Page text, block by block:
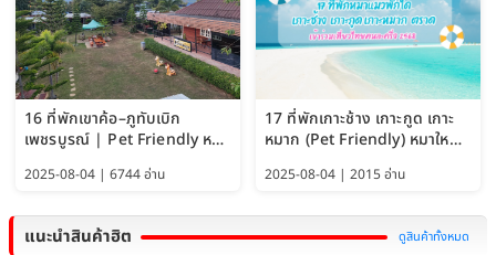
16 ที่พักเขาค้อ–ภูทับเบิก
เพชรบูรณ์ | Pet Friendly หมา
2025-08-04 | 6744 อ่าน
17 ที่พักเกาะช้าง เกาะกูด เกาะ
หมาก (Pet Friendly) หมาใหญ่
2025-08-04 | 2015 อ่าน
แนะนำสินค้าฮิต ดูสินค้าทั้งหมด